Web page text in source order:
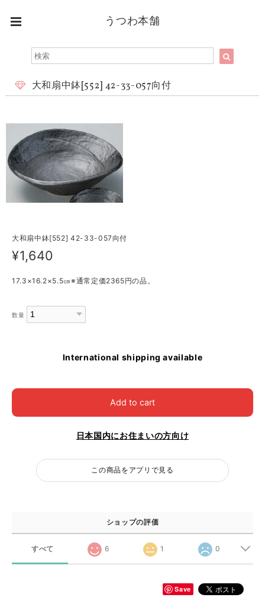
うつわ本舗
大和扇中鉢[552] 42-33-057向付
大和扇中鉢[552] 42-33-057向付
¥1,640
17.3×16.2×5.5㎝※通常定価2365円の品。
数量
International shipping available
Add to cart
日本国内にお住まいの方向け
この商品をアプリで見る
ショップの評価
すべて 6 1 0
Save